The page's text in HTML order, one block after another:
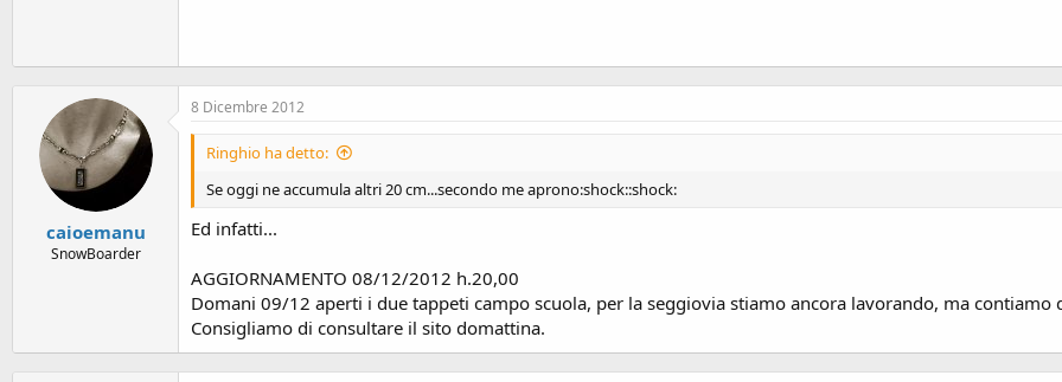
caioemanu
SnowBoarder
8 Dicembre 2012
Ringhio ha detto:
Se oggi ne accumula altri 20 cm...secondo me aprono:shock::shock:
Ed infatti...
AGGIORNAMENTO 08/12/2012 h.20,00
Domani 09/12 aperti i due tappeti campo scuola, per la seggiovia stiamo ancora lavorando, ma contiamo
Consigliamo di consultare il sito domattina.